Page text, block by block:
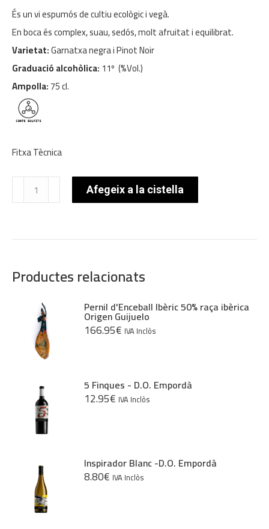
És un vi espumós de cultiu ecològic i vegà.
En boca és complex, suau, sedós, molt afruitat i equilibrat.
Varietat:Garnatxa negra i Pinot Noir
Graduació alcohòlica: 11º (%Vol.)
Ampolla:75 cl.
Fitxa Tècnica
quantitat
Perelada
Of
Afegeix a la cistella
Productes relacionats
Pernil d'Enceball Ibèric 50% raça ibèrica
Origen Guijuelo
166.95€ IVA Inclòs
5 Finques - D.O. Empordà
12.95€ IVA Inclòs
Inspirador Blanc -D.O. Empordà
8.80€ IVA Inclòs